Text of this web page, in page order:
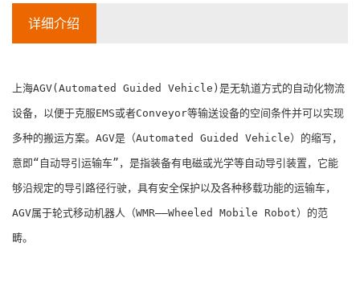
详细介绍
上海AGV(Automated Guided Vehicle)是无轨道方式的自动化物流
设备，以便于克服EMS或者Conveyor等输送设备的空间条件并可以实现
多种的搬运方案。AGV是（Automated Guided Vehicle）的缩写，
意即“自动导引运输车”，是指装备有电磁或光学等自动导引装置，它能
够沿规定的导引路径行驶，具有安全保护以及各种移载功能的运输车，
AGV属于轮式移动机器人（WMR――Wheeled Mobile Robot）的范
畴。